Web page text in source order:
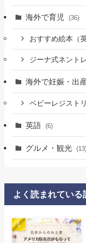
海外で育児 (36)
おすすめ絵本（
ジーナ式ネントレ
海外で妊娠・出
ベビーレジストリ
英語 (6)
グルメ・観光
よく読まれている